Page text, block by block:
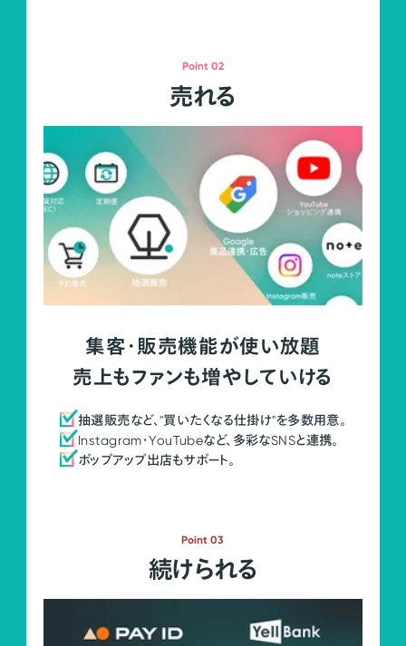
Point 02
売れる
集客・販売機能が使い放題
売上もファンも増やしていける
抽選販売など、"買いたくなる仕掛け"を多数用意。
Instagram・YouTubeなど、多彩なSNSと連携。
ポップアップ出店もサポート。
Point 03
続けられる